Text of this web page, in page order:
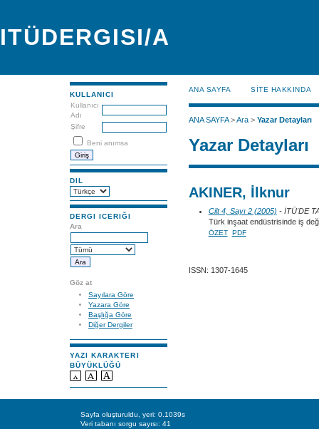
ITÜDERGISI/A
KULLANICI
Kullanıcı
Adı
Şifre
Beni anımsa
DIL
DERGI ICERIĞI
Ara
Göz at
Sayılara Göre
Yazara Göre
Başlığa Göre
Diğer Dergiler
YAZI KARAKTERI
BÜYÜKLÜĞÜ
ANA SAYFA SİTE HAKKINDA
ANA SAYFA>Ara> Yazar Detayları
Yazar Detayları
AKINER, İlknur
Cilt 4, Sayı 2 (2005) - İTÜ'DE
Türk inşaat endüstrisinde iş
ÖZET PDF
ISSN: 1307-1645
Sayfa oluşturuldu, yeri: 0.1039s
Veri tabanı sorgu sayısı: 41